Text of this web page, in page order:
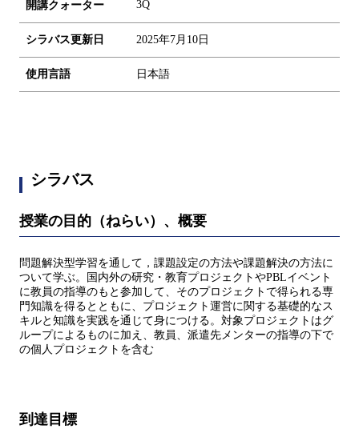
開講クォーター 3Q
シラバス更新日 2025年7月10日
使用言語 日本語
シラバス
授業の目的（ねらい）、概要
問題解決型学習を通して，課題設定の⽅法や課題解決の⽅法に
ついて学ぶ。国内外の研究・教育プロジェクトやPBLイベント
に教員の指導のもと参加して、そのプロジェクトで得られる専
⾨知識を得るとともに、プロジェクト運営に関する基礎的なス
キルと知識を実践を通じて⾝につける。対象プロジェクトはグ
ループによるものに加え、教員、派遣先メンターの指導の下で
の個⼈プロジェクトを含む
到達目標